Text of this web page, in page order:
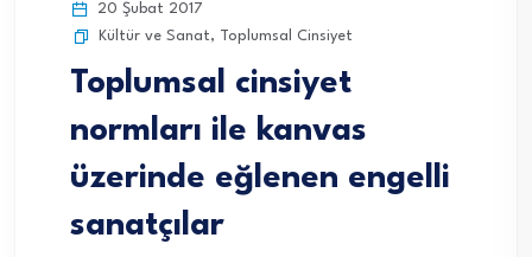
20 Şubat 2017
Kültür ve Sanat, Toplumsal Cinsiyet
Toplumsal cinsiyet
normları ile kanvas
üzerinde eğlenen engelli
sanatçılar